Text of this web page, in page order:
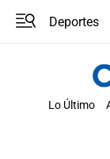
Deportes
Lo Último